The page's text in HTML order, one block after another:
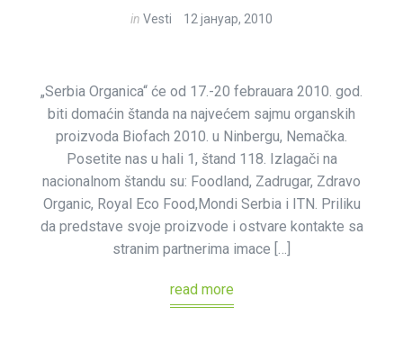
in Vesti 12 јануар, 2010
„Serbia Organica“ će od 17.-20 febrauara 2010. god.
biti domaćin štanda na najvećem sajmu organskih
proizvoda Biofach 2010. u Ninbergu, Nemačka.
Posetite nas u hali 1, štand 118. Izlagači na
nacionalnom štandu su: Foodland, Zadrugar, Zdravo
Organic, Royal Eco Food,Mondi Serbia i ITN. Priliku
da predstave svoje proizvode i ostvare kontakte sa
stranim partnerima imace […]
read more